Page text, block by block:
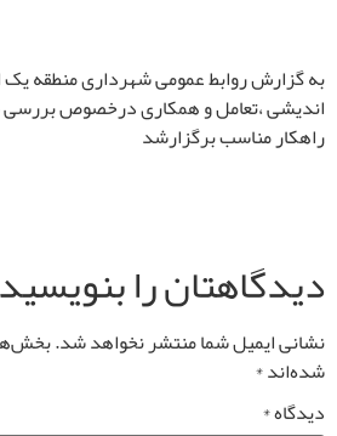
به گزارش روابط عمومی شهرداری منطقه
اندیشی ،تعامل و همکاری درخصوص
راهکار مناسب برگزارشد
دیدگاهتان را بنویسید
نشانی ایمیل شما منتشر نخواهد شد.
شده‌اند*
دیدگاه*